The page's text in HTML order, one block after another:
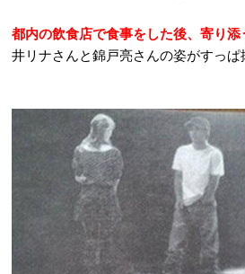
都内の飲食店で食事をした後、寄り
井リナさんと錦戸亮さんの姿がすっぱ